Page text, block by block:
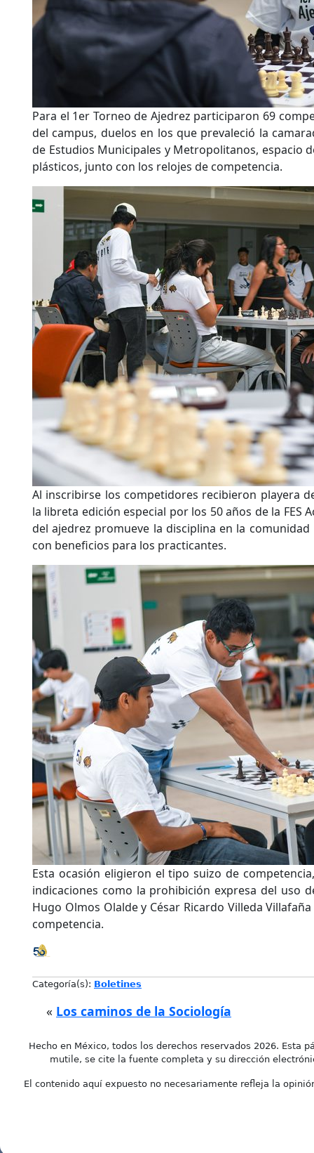
Para el 1er Torneo de Ajedrez participaron 69
del campus, duelos en los que prevaleció la
de Estudios Municipales y Metropolitanos, espacio
plásticos, junto con los relojes de competencia.
Al inscribirse los competidores recibieron playera
la libreta edición especial por los 50 años de la FES
del ajedrez promueve la disciplina en la
con beneficios para los practicantes.
Esta ocasión eligieron el tipo suizo de
indicaciones como la prohibición expresa del uso
Hugo Olmos Olalde y César Ricardo Villeda
competencia.
Categoría(s): Boletines
« Los caminos de la Sociología
Hecho en México, todos los derechos reservados 2026. Esta
mutile, se cite la fuente completa y su dirección
El contenido aquí expuesto no necesariamente refleja la